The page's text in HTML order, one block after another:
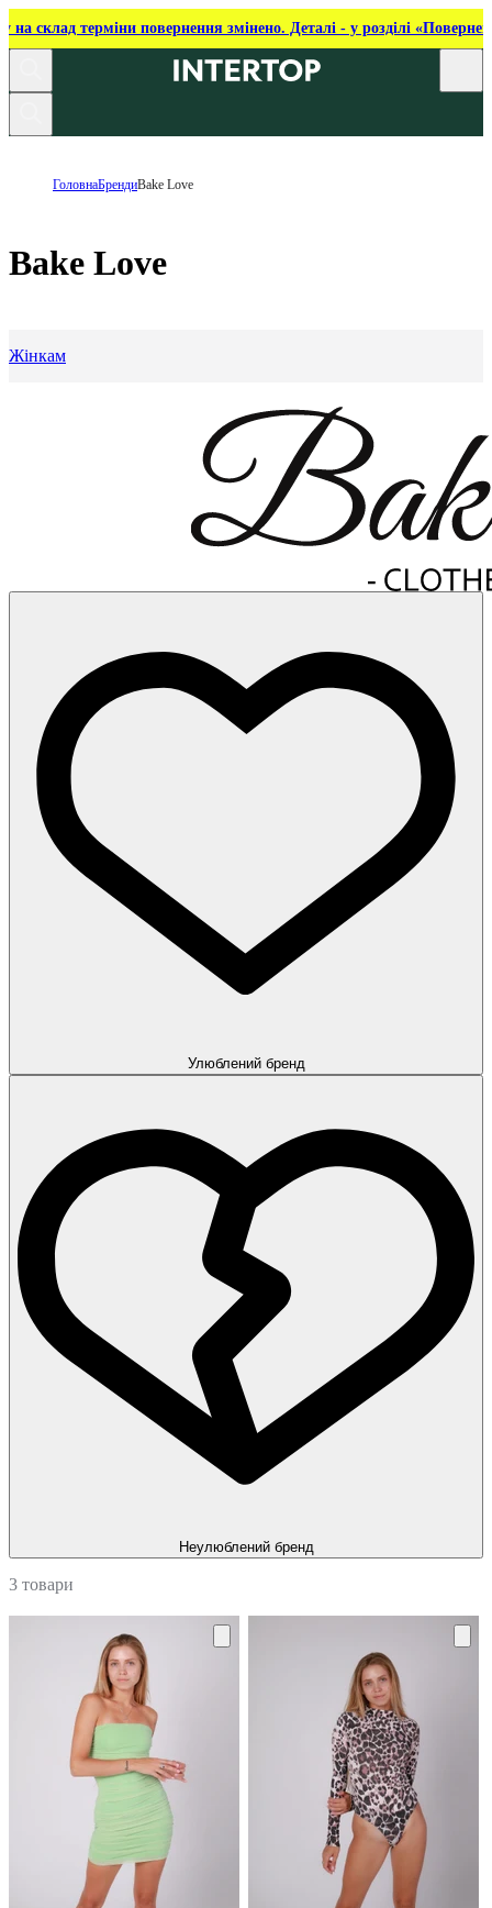
на склад терміни повернення змінено. Деталі - у розділі
ГоловнаБрендиBake Love
Bake Love
Жінкам
Улюблений бренд
Неулюблений бренд
3 товари